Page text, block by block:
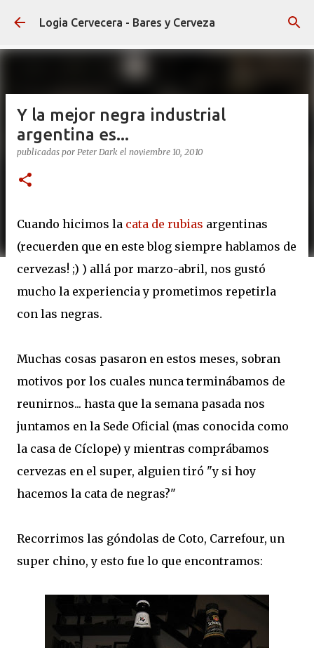
Ir al contenido principal
Logia Cervecera - Bares y Cerveza
Y la mejor negra industrial
argentina es...
publicadas por Peter Dark el noviembre 10, 2010
Cuando hicimos la cata de rubias argentinas
(recuerden que en este blog siempre hablamos de
cervezas! ;) ) allá por marzo-abril, nos gustó
mucho la experiencia y prometimos repetirla
con las negras.
Muchas cosas pasaron en estos meses, sobran
motivos por los cuales nunca terminábamos de
reunirnos... hasta que la semana pasada nos
juntamos en la Sede Oficial (mas conocida como
la casa de Cíclope) y mientras comprábamos
cervezas en el super, alguien tiró "y si hoy
hacemos la cata de negras?"
Recorrimos las góndolas de Coto, Carrefour, un
super chino, y esto fue lo que encontramos: